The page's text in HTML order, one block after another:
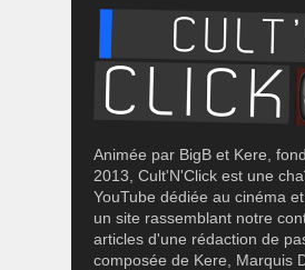
Animée par BigB et Kere,
2013, Cult'N'Click est une
YouTube dédiée au cinéma
un site rassemblant notre
articles d'une rédaction de
composée de Kere, Marquis